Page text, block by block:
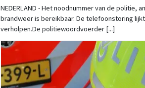
WEER BEREIKBAAR
NEDERLAND - Het noodnummer van de politie,
brandweer is bereikbaar. De telefoonstoring
verholpen.De politiewoordvoerder [...]